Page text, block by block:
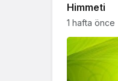
Himmeti
1 hafta önce